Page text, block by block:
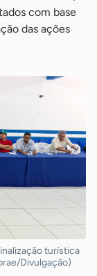
com base
das ações
turística
Divulgação)